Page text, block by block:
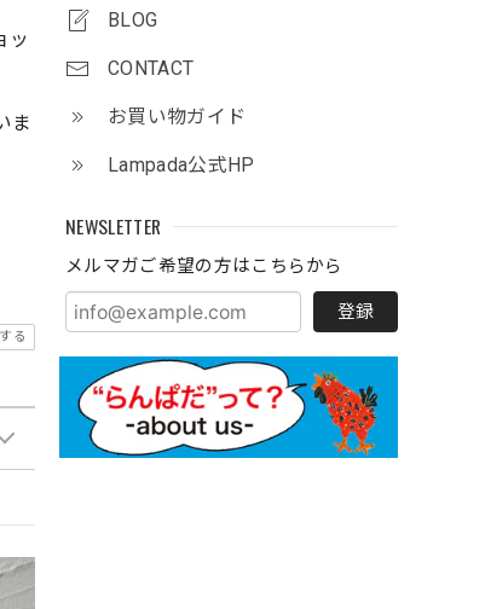
BLOG
CONTACT
お買い物ガイド
Lampada公式HP
NEWSLETTER
メルマガご希望の方はこちらから
登録
ッ
ま
る